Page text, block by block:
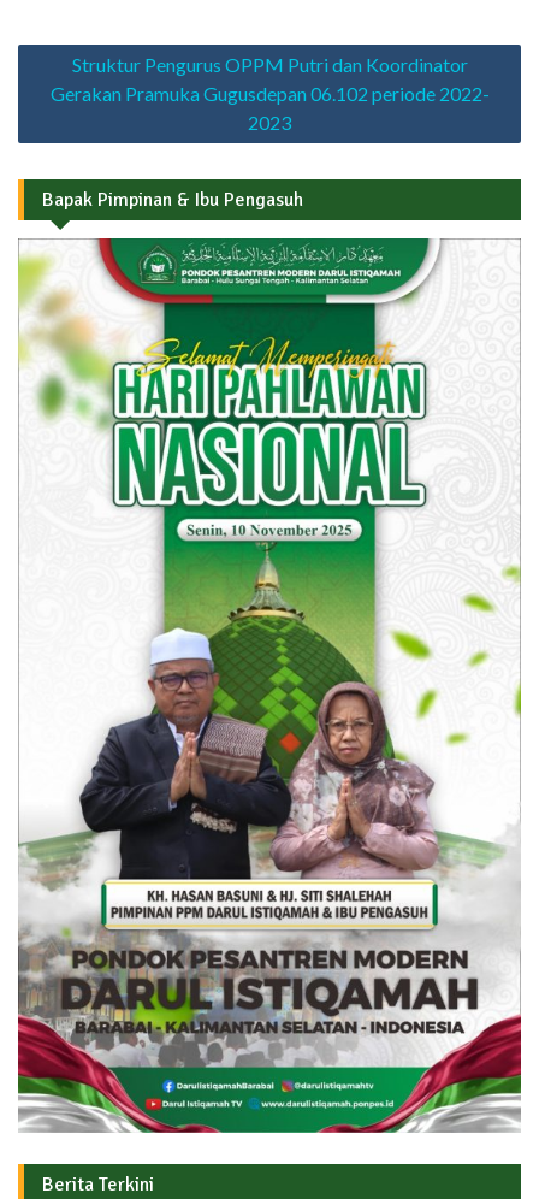
Navigasi
pos
Struktur Pengurus OPPM Putri dan Koordinator
Gerakan Pramuka Gugusdepan 06.102 periode 2022-
2023
Bapak Pimpinan & Ibu Pengasuh
Berita Terkini